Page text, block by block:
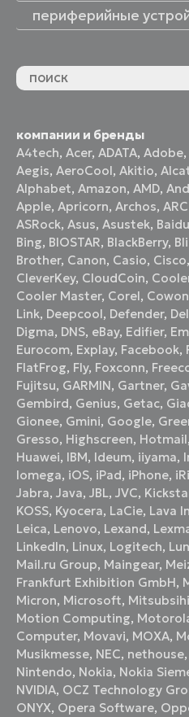
периферийные
компании и бренды
A4tech,Acer,ADATA,Adobe,
Aegis,AeroCool,Akitio,
Alphabet,Amazon,AMD,
Apple,Apricorn,Archos,
ASRock,Asus,Asustek, Baidu
Bing, BIOSTAR, BlackBerry,
Brother, Canon, Casio, Cisco,
CleverKey, CloudCoin,
Cooler Master, Corel, Cowon
Link, Deepcool, Defender,
Digma, DNS, eBay, Edifier,
Eurocom, Explay, Facebook,
FlatFrog, Fly, Foxconn,
Fujitsu, GARMIN, Gartner,
Gembird, Genius, Getac,
Gionee, Gmini, Google,
Gresso, Highscreen, Hotmail,
Huawei, IBM, Ideum, iiyama,
Iomega, iOS, iPad, iPhone,
Jabra,Java,JBL,JVC,
KOSS, Kyocera, LaCie, Lava
Leica, Lenovo, Lexand,
LinkedIn, Linux, Logitech,
Mail.ru Group, Maingear,
Frankfurt Exhibition GmbH,
Micron, Microsoft,
Motion Computing,
Computer, Movavi, MOXA,
Musikmesse, NEC, nethouse,
Nintendo, Nokia, Nokia
NVIDIA, OCZ Technology
ONYX, Opera Software,